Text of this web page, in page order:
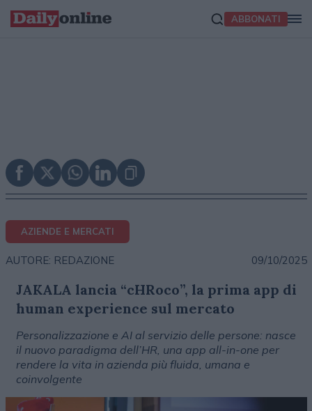
ABBONATI
AZIENDE E MERCATI
AUTORE: REDAZIONE 09/10/2025
JAKALA lancia “cHRoco”, la prima app di
human experience sul mercato
Personalizzazione e AI al servizio delle persone: nasce
il nuovo paradigma dell’HR, una app all-in-one per
rendere la vita in azienda più fluida, umana e
coinvolgente